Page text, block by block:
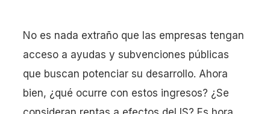
No es nada extraño que las empresas tengan
acceso a ayudas y subvenciones públicas
que buscan potenciar su desarrollo. Ahora
bien, ¿qué ocurre con estos ingresos? ¿Se